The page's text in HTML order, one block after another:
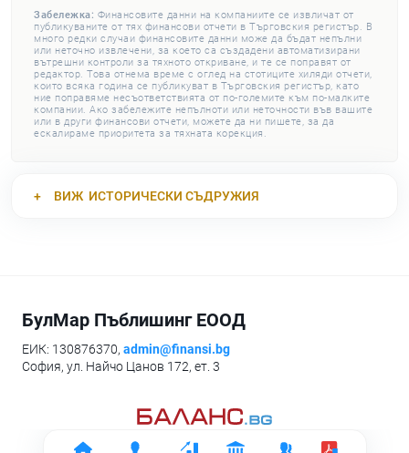
Забележка: Финансовите данни на компаниите се извличат от
публикуваните от тях финансови отчети в Търговския регистър. В
много редки случаи финансовите данни може да бъдат непълни
или неточно извлечени, за което са създадени автоматизирани
вътрешни контроли за тяхното откриване, и те се поправят от
редактор. Това отнема време с оглед на стотиците хиляди отчети,
които всяка година се публикуват в Търговския регистър, като
ние поправяме несъответствията от по-големите към по-малките
компании. Ако забележите непълноти или неточности във вашите
или в други финансови отчети, можете да ни пишете, за да
ескалираме приоритета за тяхната корекция.
ВИЖ ИСТОРИЧЕСКИ СЪДРУЖИЯ
БулМар Пъблишинг ЕООД
ЕИК: 130876370, admin@finansi.bg
София, ул. Найчо Цанов 172, ет. 3